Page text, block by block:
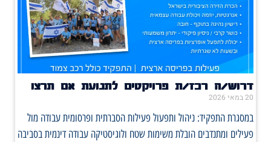
דרוש/ה רכז/ת פרויקטים לתנועת אם תרצו
20 במאי 2026
במסגרת התפקיד: ניהול ותפעול פעילות הסברתית ופרסומית עבודה מול
פעילים ומתנדבים הובלת משימות שטח ולוגיסטיקה עבודה דינמית בסביבה